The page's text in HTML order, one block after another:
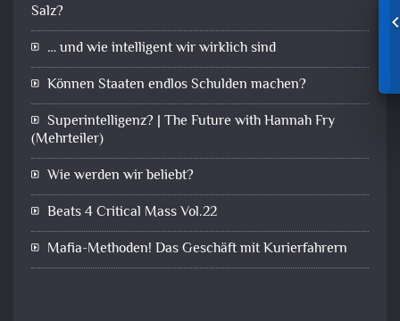
Salz?
… und wie intelligent wir wirklich sind
Können Staaten endlos Schulden machen?
Superintelligenz? | The Future with Hannah Fry
(Mehrteiler)
Wie werden wir beliebt?
Beats 4 Critical Mass Vol.22
Mafia-Methoden! Das Geschäft mit Kurierfahrern